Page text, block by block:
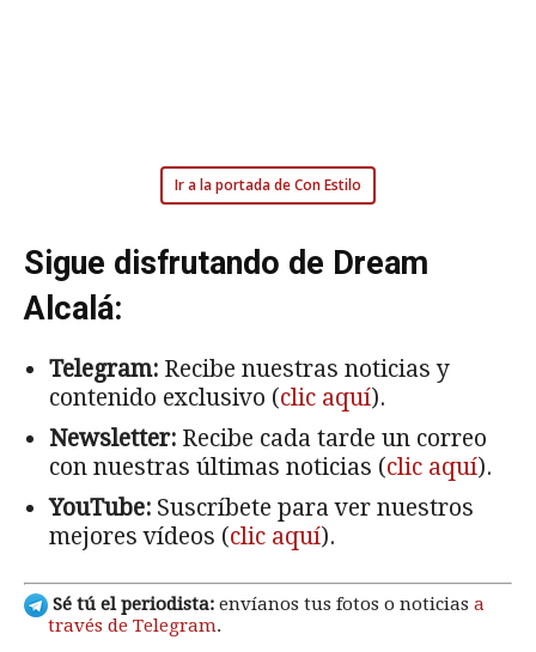
Ir a la portada de Con Estilo
Sigue disfrutando de Dream
Alcalá:
Telegram: Recibe nuestras noticias y
contenido exclusivo (clic aquí).
Newsletter: Recibe cada tarde un correo
con nuestras últimas noticias (clic aquí).
YouTube: Suscríbete para ver nuestros
mejores vídeos (clic aquí).
Sé tú el periodista: envíanos tus fotos o noticias a
través de Telegram.